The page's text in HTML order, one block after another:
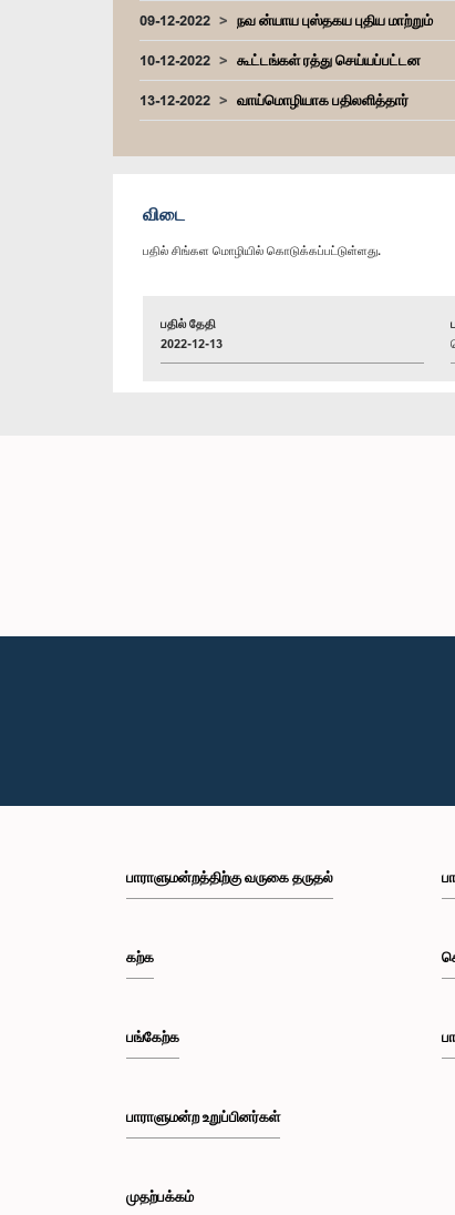
09-12-2022
நவ ன்யாய புஸ்தகய புதிய மாற்றும்
10-12-2022
கூட்டங்கள் ரத்து செய்யப்பட்டன
13-12-2022
வாய்மொழியாக பதிலளித்தார்
விடை
பதில் சிங்கள மொழியில் கொடுக்கப்பட்டுள்ளது.
பதில் தேதி
2022-12-13
பாராளுமன்றத்திற்கு வருகை தருதல்
கற்க
பங்கேற்க
பாராளுமன்ற உறுப்பினர்கள்
முதற்பக்கம்